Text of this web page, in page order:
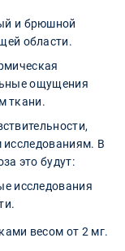
и брюшной
области.
ощущения
ткани.
исследованиям. В
это будут:
исследования
весом от 2 мг.